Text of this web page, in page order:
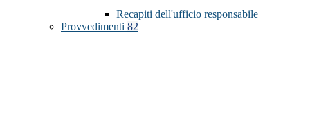
Recapiti dell'ufficio responsabile
Provvedimenti 82